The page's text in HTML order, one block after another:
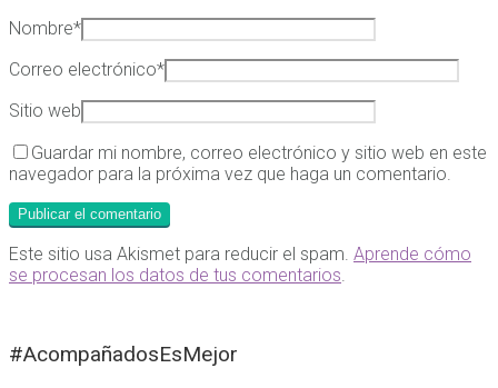
Nombre*
Correo electrónico*
Sitio web
Guardar mi nombre, correo electrónico y sitio web en este
navegador para la próxima vez que haga un comentario.
Este sitio usa Akismet para reducir el spam. Aprende cómo
se procesan los datos de tus comentarios
#AcompañadosEsMejor